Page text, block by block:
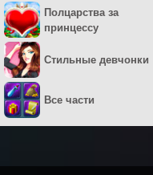
Полцарства за
принцессу
Стильные девчонки
Все части